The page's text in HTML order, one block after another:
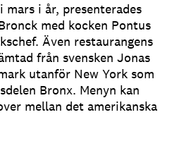
mars i år, presenterades
med kocken Pontus
Även restaurangens
från svensken Jonas
utanför New York som
Bronx. Menyn kan
mellan det amerikanska